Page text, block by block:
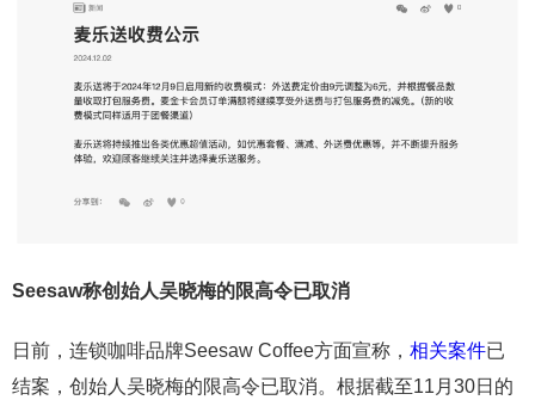
Seesaw称创始人吴晓梅的限高令已取消
日前，连锁咖啡品牌Seesaw Coffee方面宣称， 相关案件已
结案，创始人吴晓梅的限高令已取消。根据截至11月30日的